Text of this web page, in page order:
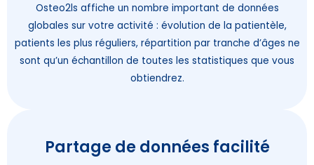
Osteo2ls affiche un nombre important de données
globales sur votre activité : évolution de la patientèle,
patients les plus réguliers, répartition par tranche d’âges ne
sont qu’un échantillon de toutes les statistiques que vous
obtiendrez.
Partage de données facilité